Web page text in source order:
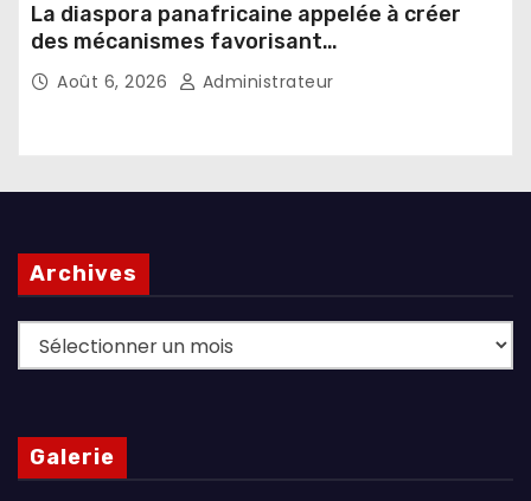
La diaspora panafricaine appelée à créer
des mécanismes favorisant
l’investissement dans les pays d’origine
Août 6, 2026 Administrateur
Archives
Archives
Galerie